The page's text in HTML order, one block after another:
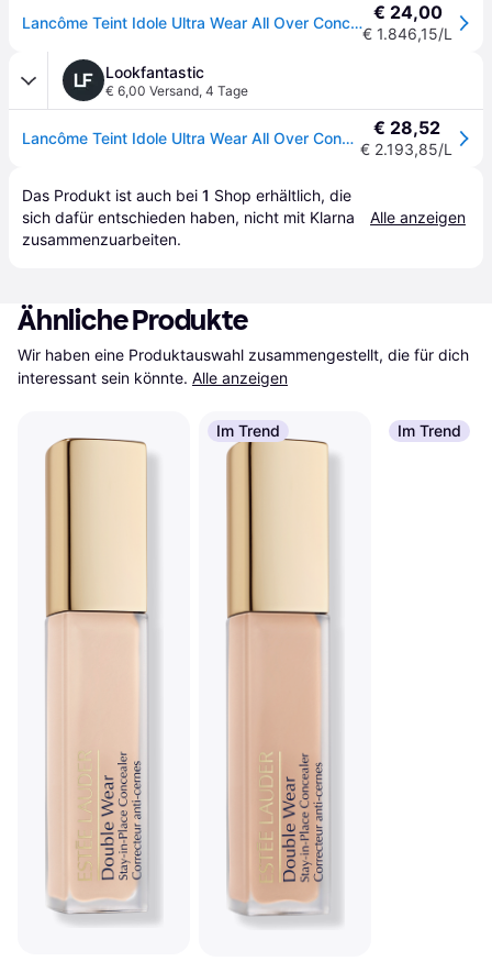
Lancôme Teint Idole Ultra Wear All Over Concealer Damen 13 ml € 24,00
€ 1.846,15/L
Lookfantastic
€ 6,00 Versand, 4 Tage
Lancôme Teint Idole Ultra Wear All Over Concealer 13ml (Various Shades) - 250 Bisque W 025 € 28,52
€ 2.193,85/L
Das Produkt ist auch bei 1 Shop erhältlich, die
sich dafür entschieden haben, nicht mit Klarna
zusammenzuarbeiten.
Alle anzeigen
Ähnliche Produkte
Wir haben eine Produktauswahl zusammengestellt, die für dich
interessant sein könnte. Alle anzeigen
Im Trend Im Trend